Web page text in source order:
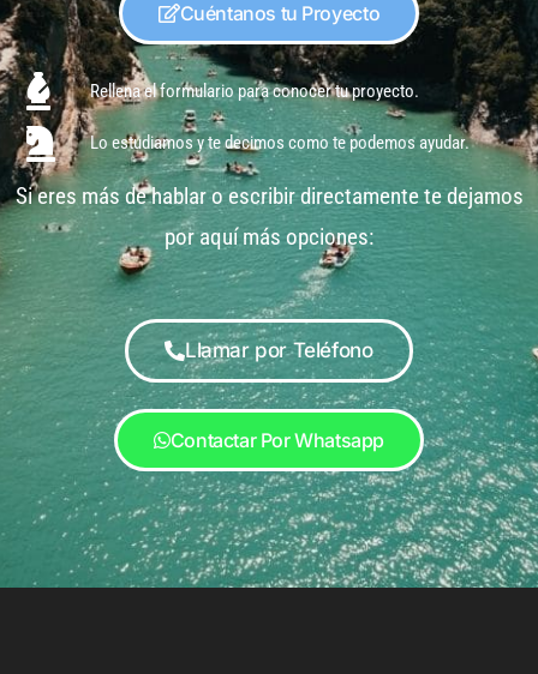
Cuéntanos tu Proyecto
Rellena el formulario para conocer tu proyecto.
Lo estudiamos y te decimos como te podemos ayudar.
Si eres más de hablar o escribir directamente te dejamos
por aquí más opciones:
Llamar por Teléfono
Contactar Por Whatsapp